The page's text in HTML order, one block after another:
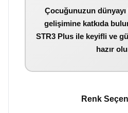
Çocuğunuzun
gelişimine katkıda
STR3 Plus ile keyifli ve
hazır
Renk